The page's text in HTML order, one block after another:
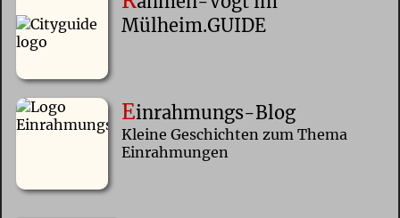
Mülheim.GUIDE
Einrahmungs-Blog
Kleine Geschichten zum Thema
Einrahmungen